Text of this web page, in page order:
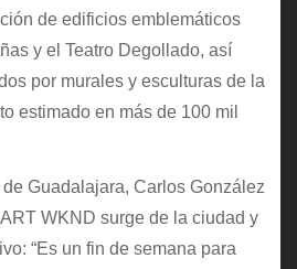
de edificios emblemáticos
y el Teatro Degollado, así
por murales y esculturas de la
estimado en más de 100 mil
Guadalajara, Carlos González
WKND surge de la ciudad y
“Es un fin de semana para